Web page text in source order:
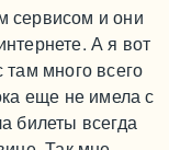
сервисом и они
А я вот
много всего
еще не имела с
билеты всегда